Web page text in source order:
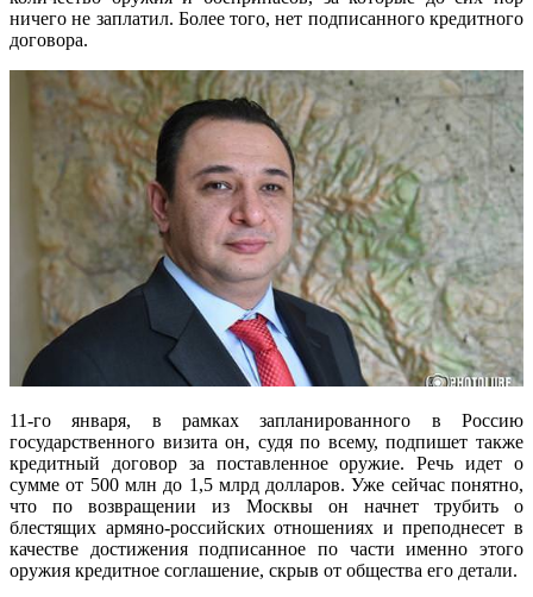
ничего не заплатил. Более того, нет подписанного кредитного
договора.
11-го января, в рамках запланированного в Россию
государственного визита он, судя по всему, подпишет также
кредитный договор за поставленное оружие. Речь идет о
сумме от 500 млн до 1,5 млрд долларов. Уже сейчас понятно,
что по возвращении из Москвы он начнет трубить о
блестящих армяно-российских отношениях и преподнесет в
качестве достижения подписанное по части именно этого
оружия кредитное соглашение, скрыв от общества его детали.